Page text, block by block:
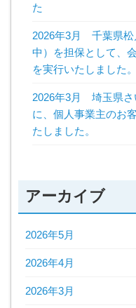
た
2026年3月 千葉県松
中）を担保として、
を実行いたしました。
2026年3月 埼玉県さ
に、個人事業主のお
たしました。
アーカイブ
2026年5月
2026年4月
2026年3月